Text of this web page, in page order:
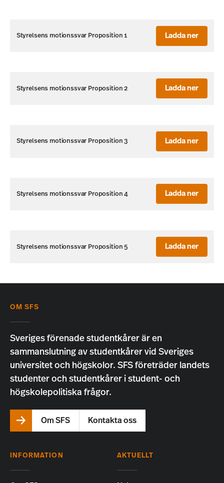
Styrelsens motionssvar Proposition 1 Ladda ner
Styrelsens motionssvar Proposition 2 Ladda ner
Styrelsens motionssvar Proposition 3 Ladda ner
Styrelsens motionssvar Proposition 4 Ladda ner
Styrelsens motionssvar Proposition 5 Ladda ner
OM SFS
Sveriges förenade studentkårer är en
sammanslutning av studentkårer vid Sveriges
universitet och högskolor. SFS företräder landets
studenter och studentkårer i student- och
högskolepolitiska frågor.
Om SFS Kontakta oss
INFORMATION AKTUELLT